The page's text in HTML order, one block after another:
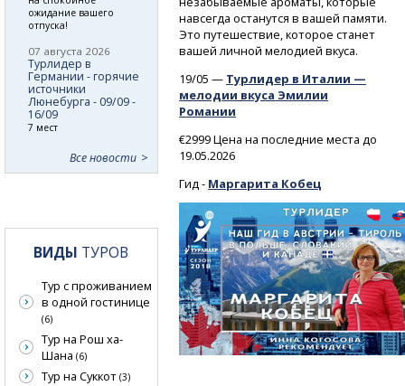
навсегда останутся в вашей памяти.
Это путешествие, которое станет
вашей личной мелодией вкуса.
19/05 — Турлидер в Италии —
мелодии вкуса Эмилии
Романии
€2999 Цена на последние места до
19.05.2026
Гид - Маргарита Кобец
ожидание вашего
отпуска!
07 августа 2026
Турлидер в
Германии - горячие
источники
Люнебурга - 09/09 -
16/09
7 мест
Все новости
ВИДЫ ТУРОВ
Тур с проживанием
в одной гостинице
(6)
Тур на Рош ха-
Шана (6)
Тур на Суккот (3)